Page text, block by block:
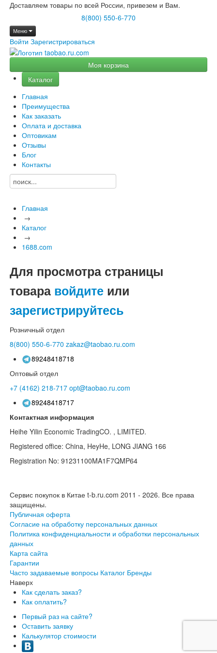
Доставляем товары по всей России, привезем и Вам.
8(800) 550-6-770
Меню
Войти Зарегистрироваться
Моя корзина
Каталог
Главная
Преимущества
Как заказать
Оплата и доставка
Оптовикам
Отзывы
Блог
Контакты
Главная
→
Каталог
→
1688.com
Для просмотра страницы
товара войдите или
зарегистрируйтесь
Розничный отдел
8(800) 550-6-770 zakaz@taobao.ru.com
89248418718
Оптовый отдел
+7 (4162) 218-717 opt@taobao.ru.com
89248418717
Контактная информация
Heihe Yilin Economic TradingCO. , LIMITED.
Registered office: China, HeyHe, LONG JIANG 166
Registration No: 91231100MA1F7QMP64
Сервис покупок в Китае t-b.ru.com 2011 - 2026. Все права
защищены.
Публичная оферта
Согласие на обработку персональных данных
Политика конфиденциальности и обработки персональных
данных
Карта сайта
Гарантии
Часто задаваемые вопросы Каталог Бренды
Наверх
Как сделать заказ?
Как оплатить?
Первый раз на сайте?
Оставить заявку
Калькулятор стоимости